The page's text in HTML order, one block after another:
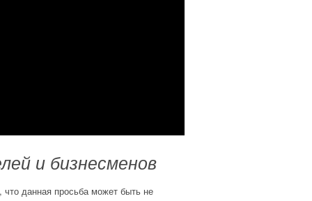
и бизнесменов
данная просьба может быть не